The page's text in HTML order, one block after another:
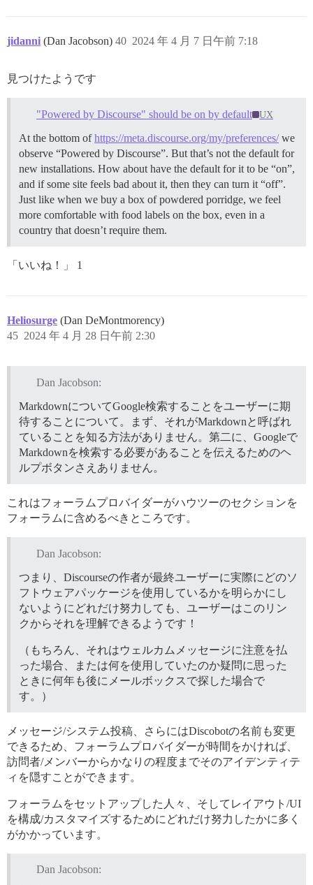
jidanni (Dan Jacobson) 2024 年 4 月 7 日午前 7:18
40
見つけたようです
"Powered by Discourse" should be on by default UX
At the bottom ofhttps://meta.discourse.org/my/preferences/we
observe “Powered by Discourse”. But that’s not the default for
new installations. How about have the default for it to be “on”,
and if some site feels bad about it, then they can turn it “off”.
Just like when we buy a box of powdered porridge, we feel
more comfortable with food labels on the box, even in a
country that doesn’t require them.
「いいね！」 1
Heliosurge (Dan DeMontmorency)
2024 年 4 月 28 日午前 2:30
45
Dan Jacobson:
MarkdownについてGoogle検索することをユーザーに期
待することについて。まず、それがMarkdownと呼ばれ
ていることを知る方法がありません。第二に、Googleで
Markdownを検索する必要があることを伝えるためのヘ
ルプボタンさえありません。
これはフォーラムプロバイダーがハウツーのセクションを
フォーラムに含めるべきところです。
Dan Jacobson:
つまり、Discourseの作者が最終ユーザーに実際にどのソ
フトウェアパッケージを使用しているかを明らかにし
ないようにどれだけ努力しても、ユーザーはこのリン
クからそれを理解できるようです！
（もちろん、それはウェルカムメッセージに注意を払
った場合、または何を使用していたのか疑問に思った
ときに何年も後にメールボックスで探した場合で
す。）
メッセージ/システム投稿、さらにはDiscobotの名前も変更
できるため、フォーラムプロバイダーが時間をかければ、
訪問者/メンバーからかなりの程度までそのアイデンティテ
ィを隠すことができます。
フォーラムをセットアップした人々、そしてレイアウト/UI
を構成/カスタマイズするためにどれだけ努力したかに多く
がかかっています。
Dan Jacobson: